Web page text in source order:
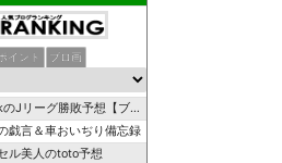
イント ブロ画
アンケートサイトで稼ぐブログ
の今夜もトトカルチョ
ーグ勝敗予想【ブックメーカーで一攫千金】
戯言＆車おいぢり備忘録
ル美人のtoto予想